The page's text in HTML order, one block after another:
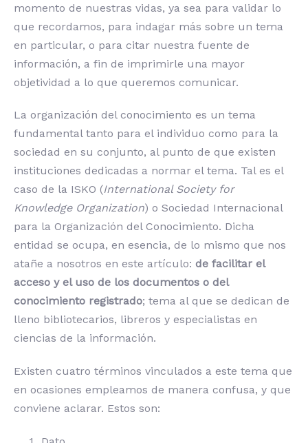
momento de nuestras vidas, ya sea para validar lo
que recordamos, para indagar más sobre un tema
en particular, o para citar nuestra fuente de
información, a fin de imprimirle una mayor
objetividad a lo que queremos comunicar.
La organización del conocimiento es un tema
fundamental tanto para el individuo como para la
sociedad en su conjunto, al punto de que existen
instituciones dedicadas a normar el tema. Tal es el
caso de la ISKO (International Society for
Knowledge Organization) o Sociedad Internacional
para la Organización del Conocimiento. Dicha
entidad se ocupa, en esencia, de lo mismo que nos
atañe a nosotros en este artículo: de facilitar el
acceso y el uso de los documentos o del
conocimiento registrado; tema al que se dedican de
lleno bibliotecarios, libreros y especialistas en
ciencias de la información.
Existen cuatro términos vinculados a este tema que
en ocasiones empleamos de manera confusa, y que
conviene aclarar. Estos son: